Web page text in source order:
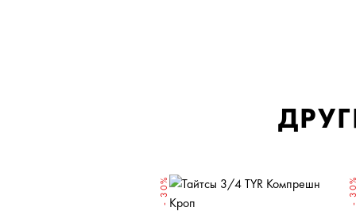
- 30% - 30%